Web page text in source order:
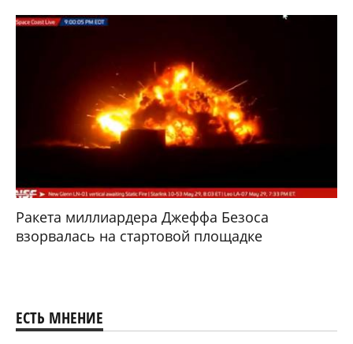
Ракета миллиардера Джеффа Безоса
взорвалась на стартовой площадке
ЕСТЬ МНЕНИЕ